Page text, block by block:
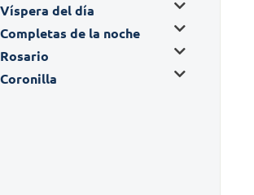
Víspera del día
Completas de la noche
Rosario
Coronilla